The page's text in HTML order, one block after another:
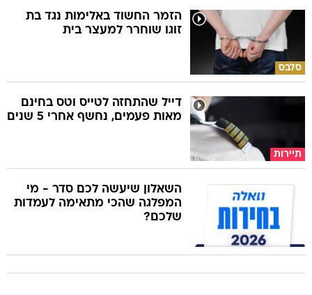
סלבס
הזמר החשוד באלימות נגד בת
זוגו שוחרר למעצר בית
תיירות
דייל שהתחזה לטייס וטס בחינם
מאות פעמים, נחשף אחרי 5 שנים
השאלון שיעשה לכם סדר - מי
המפלגה שהכי מתאימה לעמדות
שלכם?